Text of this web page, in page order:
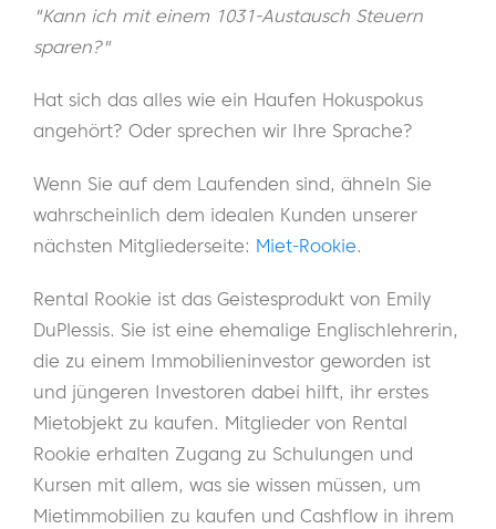
"Kann ich mit einem 1031-Austausch Steuern
sparen?"
Hat sich das alles wie ein Haufen Hokuspokus
angehört? Oder sprechen wir Ihre Sprache?
Wenn Sie auf dem Laufenden sind, ähneln Sie
wahrscheinlich dem idealen Kunden unserer
nächsten Mitgliederseite: Miet-Rookie.
Rental Rookie ist das Geistesprodukt von Emily
DuPlessis. Sie ist eine ehemalige Englischlehrerin,
die zu einem Immobilieninvestor geworden ist
und jüngeren Investoren dabei hilft, ihr erstes
Mietobjekt zu kaufen. Mitglieder von Rental
Rookie erhalten Zugang zu Schulungen und
Kursen mit allem, was sie wissen müssen, um
Mietimmobilien zu kaufen und Cashflow in ihrem